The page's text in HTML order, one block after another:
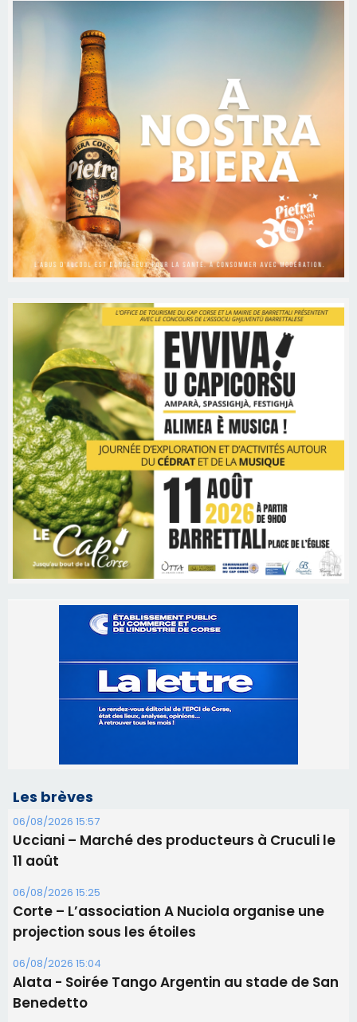
06/08/2026 15:57
Ucciani – Marché des producteurs à Cruculi le
Corte – L’association A Nuciola organise une
projection sous les étoiles
06/08/2026 15:04
Alata - Soirée Tango Argentin au stade de San
Benedetto
05/08/2026 09:53
Biguglia : messe de la Sainte-Marie et
procession le 14 août
31/07/2026 08:24
Tennis - Début ce week-end du tournoi du
RCPV